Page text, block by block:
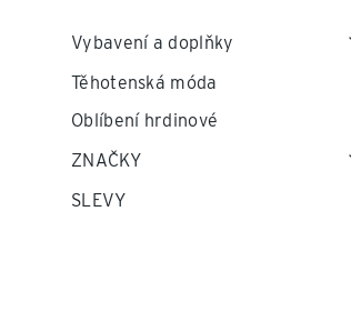
Vybavení a doplňky
Těhotenská móda
Oblíbení hrdinové
ZNAČKY
SLEVY